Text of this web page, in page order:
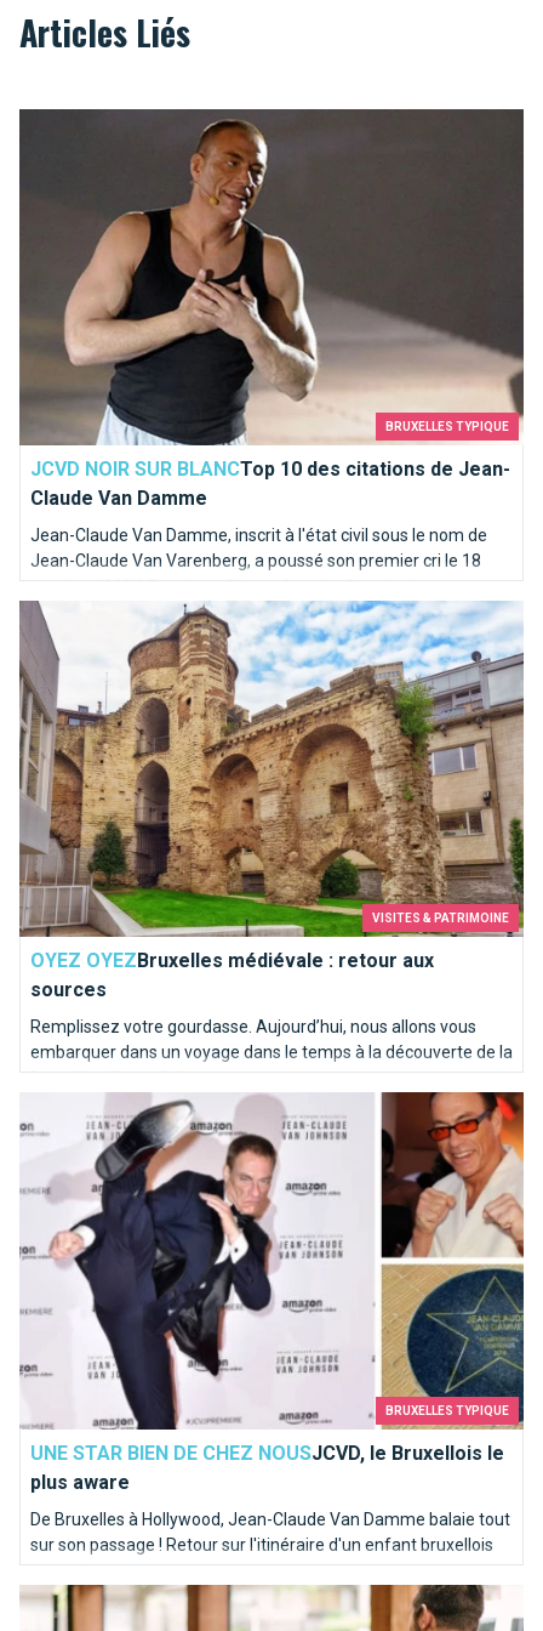
Articles Liés
BRUXELLES TYPIQUE
JCVD NOIR SUR BLANCTop 10 des citations de Jean-
Claude Van Damme
Jean-Claude Van Damme, inscrit à l'état civil sous le nom de
Jean-Claude Van Varenberg, a poussé son premier cri le 18
octobre 1960 à Berchem-Sainte-Agathe. Depuis, de
nombreuses citations cultes sont sorties de cette même
bouche.
Top 10 des citations de Jean-Claude Van Damme
VISITES & PATRIMOINE
OYEZ OYEZ Bruxelles médiévale : retour aux
sources
Remplissez votre gourdasse. Aujourd’hui, nous allons vous
embarquer dans un voyage dans le temps à la découverte de la
Bruxelles d’autrefois.
Bruxelles médiévale : retour aux sources
BRUXELLES TYPIQUE
UNE STAR BIEN DE CHEZ NOUSJCVD, le Bruxellois le
plus aware
De Bruxelles à Hollywood, Jean-Claude Van Damme balaie tout
sur son passage ! Retour sur l'itinéraire d'un enfant bruxellois
musclé !
JCVD, le Bruxellois le plus aware
Révisez vos expressions bruxelloises en une leçon